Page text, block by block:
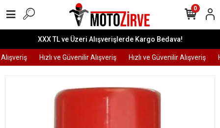
XXX TL ve Üzeri Alışverişlerde Kargo Bedava!
Hızlı ve Güvenilir Alışveriş Hızlı ve Güvenilir Alışveriş
0